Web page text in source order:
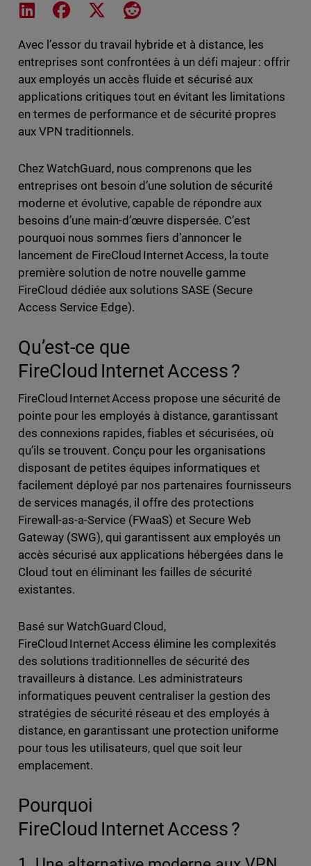
Share on LinkedIn
Share on Facebook
Share on XShare on Reddit
Avec l’essor du travail hybride et à distance, les
entreprises sont confrontées à un défi majeur : offrir
aux employés un accès fluide et sécurisé aux
applications critiques tout en évitant les limitations
en termes de performance et de sécurité propres
aux VPN traditionnels.
Chez WatchGuard, nous comprenons que les
entreprises ont besoin d’une solution de sécurité
moderne et évolutive, capable de répondre aux
besoins d’une main-d’œuvre dispersée. C’est
pourquoi nous sommes fiers d’annoncer le
lancement de FireCloud Internet Access, la toute
première solution de notre nouvelle gamme
FireCloud dédiée aux solutions SASE (Secure
Access Service Edge).
Qu’est-ce que
FireCloud Internet Access ?
FireCloud Internet Access propose une sécurité de
pointe pour les employés à distance, garantissant
des connexions rapides, fiables et sécurisées, où
qu’ils se trouvent. Conçu pour les organisations
disposant de petites équipes informatiques et
facilement déployé par nos partenaires fournisseurs
de services managés, il offre des protections
Firewall-as-a-Service (FWaaS) et Secure Web
Gateway (SWG), qui garantissent aux employés un
accès sécurisé aux applications hébergées dans le
Cloud tout en éliminant les failles de sécurité
existantes.
Basé sur WatchGuard Cloud,
FireCloud Internet Access élimine les complexités
des solutions traditionnelles de sécurité des
travailleurs à distance. Les administrateurs
informatiques peuvent centraliser la gestion des
stratégies de sécurité réseau et des employés à
distance, en garantissant une protection uniforme
pour tous les utilisateurs, quel que soit leur
emplacement.
Pourquoi
FireCloud Internet Access ?